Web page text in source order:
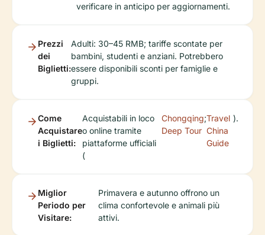
verificare in anticipo per aggiornamenti.
Prezzi
dei
Biglietti:
Adulti: 30–45 RMB; tariffe scontate per
bambini, studenti e anziani. Potrebbero
essere disponibili sconti per famiglie e
gruppi.
Come
Acquistare
i Biglietti:
Acquistabili in loco
o online tramite
piattaforme ufficiali
(
Chongqing
Deep Tour
;Travel
China
Guide
).
Miglior
Periodo per
Visitare:
Primavera e autunno offrono un
clima confortevole e animali più
attivi.